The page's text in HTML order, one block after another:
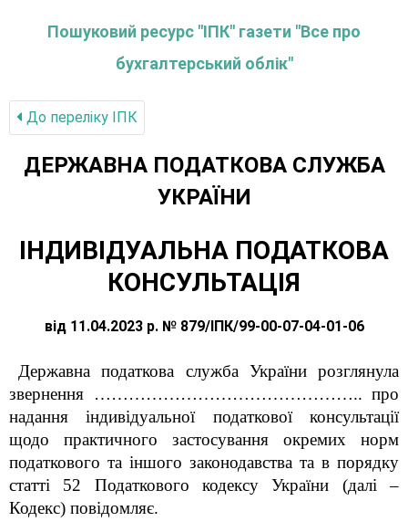
Пошуковий ресурс "ІПК" газети "Все про
бухгалтерський облік"
До переліку IПК
ДЕРЖАВНА ПОДАТКОВА СЛУЖБА
УКРАЇНИ
ІНДИВІДУАЛЬНА ПОДАТКОВА
КОНСУЛЬТАЦІЯ
від 11.04.2023 р. № 879/ІПК/99-00-07-04-01-06
Державна податкова служба України розглянула
звернення ……………………………………….. про
надання індивідуальної податкової консультації
щодо практичного застосування окремих норм
податкового та іншого законодавства та в порядку
статті 52 Податкового кодексу України (далі –
Кодекс) повідомляє.